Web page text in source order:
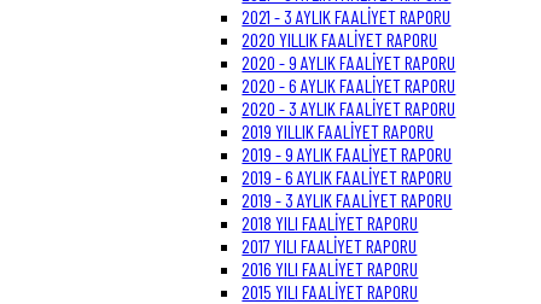
2021 - 3 AYLIK FAALİYET RAPORU
2020 YILLIK FAALİYET RAPORU
2020 - 9 AYLIK FAALİYET RAPORU
2020 - 6 AYLIK FAALİYET RAPORU
2020 - 3 AYLIK FAALİYET RAPORU
2019 YILLIK FAALİYET RAPORU
2019 - 9 AYLIK FAALİYET RAPORU
2019 - 6 AYLIK FAALİYET RAPORU
2019 - 3 AYLIK FAALİYET RAPORU
2018 YILI FAALİYET RAPORU
2017 YILI FAALİYET RAPORU
2016 YILI FAALİYET RAPORU
2015 YILI FAALİYET RAPORU